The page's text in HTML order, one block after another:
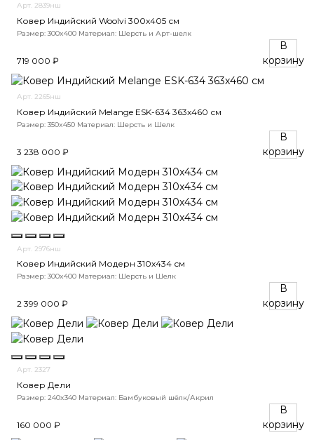
Арт. 2839нш
Ковер Индийский Woolvi 300x405 см
Размер: 300x400 Материал: Шерсть и Арт-шелк
719 000 ₽
В
корзину
Арт. 2265нш
Ковер Индийский Melange ESK-634 363x460 см
Размер: 350x450 Материал: Шерсть и Шелк
3 238 000 ₽
В
корзину
Арт. 2976нш
Ковер Индийский Модерн 310x434 см
Размер: 300x400 Материал: Шерсть и Шелк
2 399 000 ₽
В
корзину
Арт. 2327
Ковер Дели
Размер: 240x340 Материал: Бамбуковый шёлк/Акрил
160 000 ₽
В
корзину